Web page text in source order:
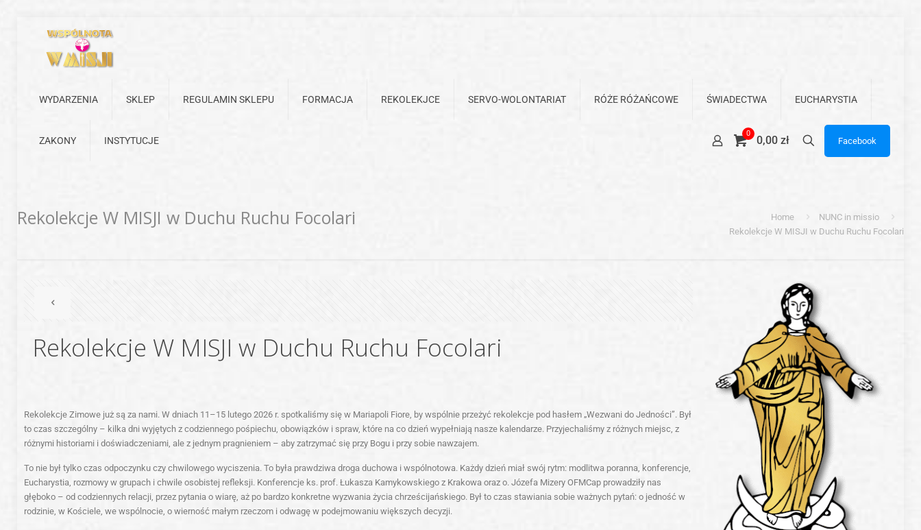
WYDARZENIA SKLEP REGULAMIN SKLEPU FORMACJA REKOLEKJCE SERVO-WOLONTARIAT RÓŻE RÓŻAŃCOWE ŚWIADECTWA EUCHARYSTIA
ZAKONY INSTYTUCJE
0
0,00 zł Facebook
Rekolekcje W MISJI w Duchu Ruchu Focolari Home
NUNC in missio
Rekolekcje W MISJI w Duchu Ruchu Focolari
Rekolekcje W MISJI w Duchu Ruchu Focolari
Rekolekcje Zimowe już są za nami. W dniach 11–15 lutego 2026 r. spotkaliśmy się w Mariapoli Fiore, by wspólnie przeżyć rekolekcje pod hasłem „Wezwani do Jedności”. Był
to czas szczególny – kilka dni wyjętych z codziennego pośpiechu, obowiązków i spraw, które na co dzień wypełniają nasze kalendarze. Przyjechaliśmy z różnych miejsc, z
różnymi historiami i doświadczeniami, ale z jednym pragnieniem – aby zatrzymać się przy Bogu i przy sobie nawzajem.
To nie był tylko czas odpoczynku czy chwilowego wyciszenia. To była prawdziwa droga duchowa i wspólnotowa. Każdy dzień miał swój rytm: modlitwa poranna, konferencje,
Eucharystia, rozmowy w grupach i chwile osobistej refleksji. Konferencje ks. prof. Łukasza Kamykowskiego z Krakowa oraz o. Józefa Mizery OFMCap prowadziły nas
głęboko – od codziennych relacji, przez pytania o wiarę, aż po bardzo konkretne wyzwania życia chrześcijańskiego. Był to czas stawiania sobie ważnych pytań: o jedność w
rodzinie, w Kościele, we wspólnocie, o wierność małym rzeczom i odwagę w podejmowaniu większych decyzji.